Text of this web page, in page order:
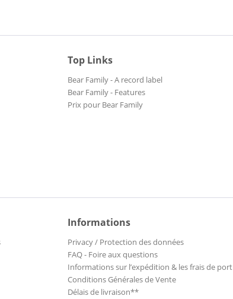
Top Links
Bear Family - A record label
Bear Family - Features
Prix pour Bear Family
Informations
Privacy / Protection des données
FAQ - Foire aux questions
Informations sur l’expédition & les frais de port
Conditions Générales de Vente
Délais de livraison**